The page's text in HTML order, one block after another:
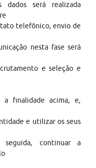
dados será realizada
telefônico, envio de
nesta fase será
e seleção e
a finalidade acima, e,
e utilizar os seus
seguida, continuar a